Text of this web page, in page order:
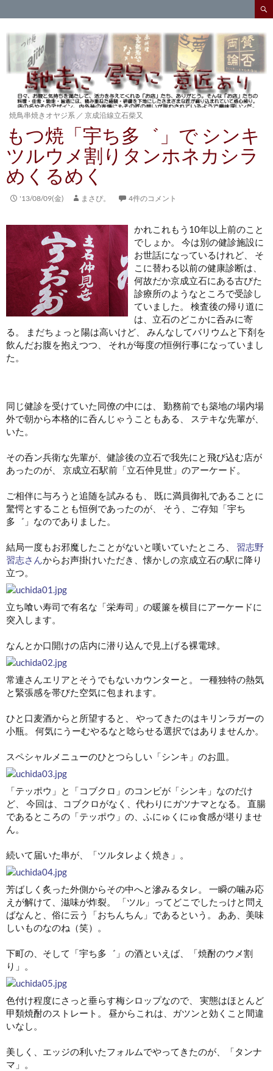
索
ン
ツ
キ
ッ
プ
焼鳥串焼きオヤジ系 ／ 京成沿線立石柴又
もつ焼「宇ち多゛」で シンキ
ツルウメ割りタンホネカシラ
めくるめく
'13/08/09(金) まさぴ。 4件のコメント
かれこれもう10年以上前のこと
でしょか。 今は別の健診施設に
お世話になっているけれど、 そ
こに替わる以前の健康診断は、
何故だか京成立石にある古びた
診療所のようなところで受診し
ていました。 検査後の帰り道に
は、立石のどこかに呑みに寄
る。 まだちょっと陽は高いけど、 みんなしてバリウムと下剤を
飲んだお腹を抱えつつ、 それが毎度の恒例行事になっていまし
た。
同じ健診を受けていた同僚の中には、 勤務前でも築地の場内場
外で朝から本格的に呑んじゃうこともある、 ステキな先輩が、
いた。
その呑ン兵衛な先輩が、健診後の立石で我先にと飛び込む店が
あったのが、 京成立石駅前「立石仲見世」のアーケード。
ご相伴に与ろうと追随を試みるも、 既に満員御礼であることに
驚愕とすることも恒例であったのが、 そう、ご存知「宇ち
多゛」なのでありました。
結局一度もお邪魔したことがないと嘆いていたところ、 習志野
習志さんからお声掛けいただき、懐かしの京成立石の駅に降り
立つ。
立ち喰い寿司で有名な「栄寿司」の暖簾を横目にアーケードに
突入します。
なんとか口開けの店内に潜り込んで見上げる裸電球。
常連さんエリアとそうでもないカウンターと。 一種独特の熱気
と緊張感を帯びた空気に包まれます。
ひと口麦酒からと所望すると、 やってきたのはキリンラガーの
小瓶。 何気にうーむやるなと唸らせる選択ではありませんか。
スペシャルメニューのひとつらしい「シンキ」のお皿。
「テッポウ」と「コブクロ」のコンビが「シンキ」なのだけ
ど、 今回は、コブクロがなく、代わりにガツナマとなる。 直腸
であるところの「テッポウ」の、ふにゅくにゅ食感が堪りませ
ん。
続いて届いた串が、「ツルタレよく焼き」。
芳ばしく炙った外側からその中へと滲みるタレ。 一瞬の噛み応
えが解けて、滋味が炸裂。 「ツル」ってどこでしたっけと問え
ばなんと、俗に云う「おちんちん」であるという。 ああ、美味
しいものなのね（笑）。
下町の、そして「宇ち多゛」の酒といえば、「焼酎のウメ割
り」。
色付け程度にさっと垂らす梅シロップなので、 実態はほとんど
甲類焼酎のストレート。 昼からこれは、ガツンと効くこと間違
いなし。
美しく、エッジの利いたフォルムでやってきたのが、「タンナ
マ」。